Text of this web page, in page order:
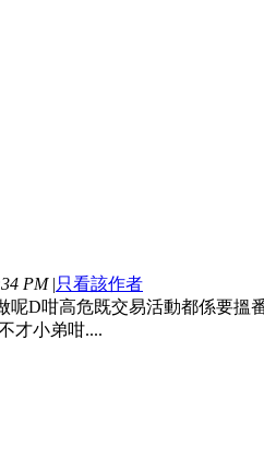
PM |只看該作者
呢D咁高危既交易活動都係要搵
才小弟咁....